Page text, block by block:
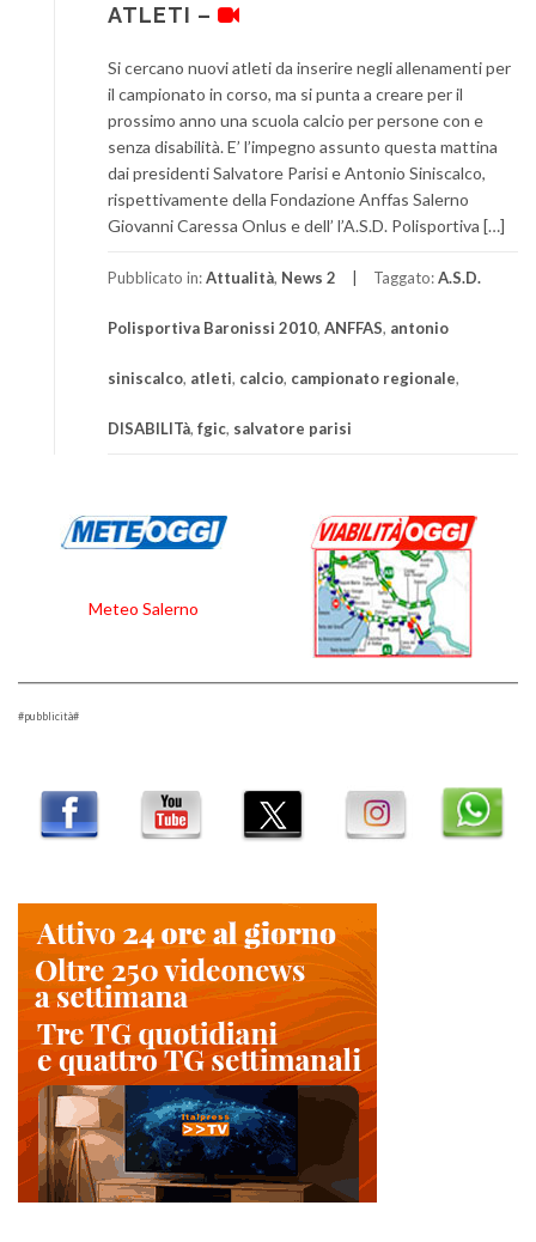
ATLETI –
Si cercano nuovi atleti da inserire negli allenamenti per
il campionato in corso, ma si punta a creare per il
prossimo anno una scuola calcio per persone con e
senza disabilità. E’ l’impegno assunto questa mattina
dai presidenti Salvatore Parisi e Antonio Siniscalco,
rispettivamente della Fondazione Anffas Salerno
Giovanni Caressa Onlus e dell’ l’A.S.D. Polisportiva […]
Pubblicato in:Attualità, News 2 Taggato:A.S.D.
Polisportiva Baronissi 2010, ANFFAS, antonio
siniscalco, atleti, calcio, campionato regionale,
DISABILITà, fgic, salvatore parisi
Meteo Salerno
#pubblicità#